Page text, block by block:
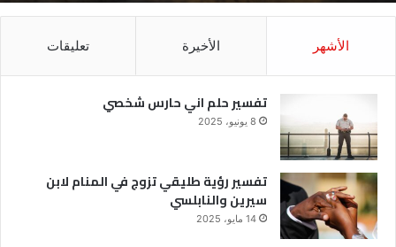
الأشهر الأخيرة تعليقات
تفسير حلم اني حارس شخصي
8 يونيو، 2025
تفسير رؤية طليقي تزوج في المنام لابن
سيرين والنابلسي
14 مايو، 2025